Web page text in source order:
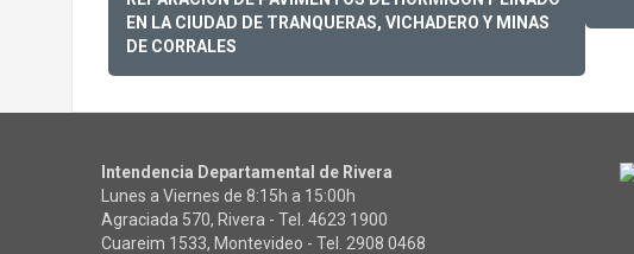
navigation
EN LA CIUDAD DE TRANQUERAS, VICHADERO Y MINAS
DE CORRALES
Intendencia Departamental de Rivera
Lunes a Viernes de 8:15h a 15:00h
Agraciada 570, Rivera - Tel. 4623 1900
Cuareim 1533, Montevideo - Tel. 2908 0468